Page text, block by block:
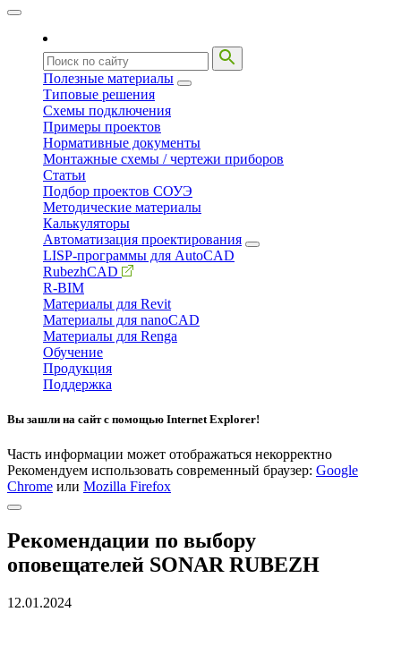
Полезные материалы
Типовые решения
Схемы подключения
Примеры проектов
Нормативные документы
Монтажные схемы / чертежи приборов
Статьи
Подбор проектов СОУЭ
Методические материалы
Калькуляторы
Автоматизация проектирования
LISP-программы для AutoCAD
RubezhCAD
R-BIM
Материалы для Revit
Материалы для nanoCAD
Материалы для Renga
Обучение
Продукция
Поддержка
Вы зашли на сайт с помощью Internet Explorer!
Часть информации может отображаться некорректно
Рекомендуем использовать современный браузер: Google
Chrome или Mozilla Firefox
Рекомендации по выбору
оповещателей SONAR RUBEZH
12.01.2024